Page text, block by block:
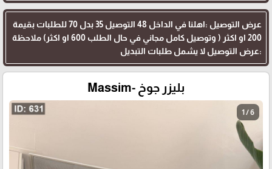
عرض التوصيل :اهلنا في الداخل 48 التوصيل 35 بدل 70 للطلبات بقيمة
200 او اكثر ( وتوصيل كامل مجاني في حال الطلب 600 او اكثر) ملاحظة
:عرض التوصيل لا يشمل طلبات التبديل
بليزر جوخ -Massim
1 / 6